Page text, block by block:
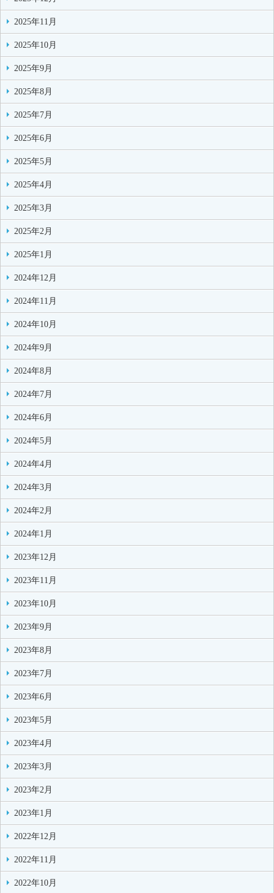
2025年11月
2025年10月
2025年9月
2025年8月
2025年7月
2025年6月
2025年5月
2025年4月
2025年3月
2025年2月
2025年1月
2024年12月
2024年11月
2024年10月
2024年9月
2024年8月
2024年7月
2024年6月
2024年5月
2024年4月
2024年3月
2024年2月
2024年1月
2023年12月
2023年11月
2023年10月
2023年9月
2023年8月
2023年7月
2023年6月
2023年5月
2023年4月
2023年3月
2023年2月
2023年1月
2022年12月
2022年11月
2022年10月